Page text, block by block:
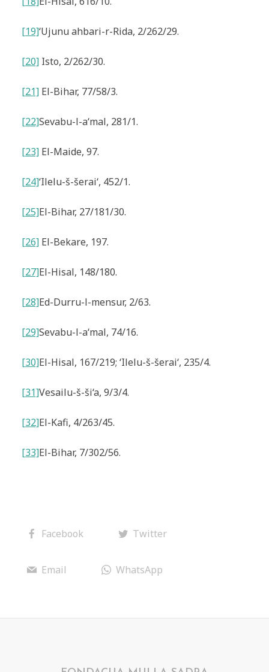
[19]‘Ujunu ahbari-r-Rida, 2/262/29.
[20]Isto, 2/262/30.
[21]El-Bihar, 77/58/3.
[22]Sevabu-l-a‘mal, 281/1.
[23]El-Maide, 97.
[24]‘Ilelu-š-šerai‘, 452/1.
[25]El-Bihar, 27/181/30.
[26]El-Bekare, 197.
[27]El-Hisal, 148/180.
[28]Ed-Durru-l-mensur, 2/63.
[29]Sevabu-l-a‘mal, 74/16.
[30]El-Hisal, 167/219; ‘Ilelu-š-šerai‘, 235/4.
[31]Vesailu-š-ši‘a, 9/3/4.
[32]El-Kafi, 4/263/45.
[33]El-Bihar, 7/302/56.
Facebook Twitter
Email WhatsApp